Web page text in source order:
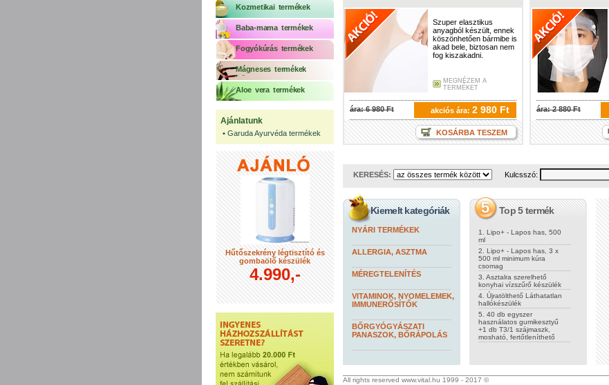
Kozmetikai termékek
Baba-mama termékek
Fogyókúrás termékek
Mágneses termékek
Aloe vera termékek
Ajánlatunk
• Garuda Ayurvéda termékek
Hűtőszekrény légtisztító és
gombaölő készülék
4.990,-
Szuper elasztikus
anyagból készült, ennek
köszönhetően bármibe is
akad bele, biztosan nem
fog kiszakadni.
MEGNÉZEM A
TERMÉKET
ára: 6 980 Ft akciós ára: 2 980 Ft
KOSÁRBA TESZEM
ára: 2 880 Ft
KERESÉS: Kulcsszó:
Kiemelt kategóriák
NYÁRI TERMÉKEK
ALLERGIA, ASZTMA
MÉREGTELENÍTÉS
VITAMINOK, NYOMELEMEK,
IMMUNERŐSÍTŐK
BŐRGYÓGYÁSZATI
PANASZOK, BŐRÁPOLÁS
Top 5 termék
1. Lipo+ - Lapos has, 500
ml
2. Lipo+ - Lapos has, 3 x
500 ml minimum kúra
csomag
3. Asztalra szerelhető
konyhai vízszűrő készülék
4. Újratölthető Láthatatlan
hallókészülék
5. 40 db egyszer
használatos gumikesztyű
+1 db T3/1 szájmaszk,
mosható, fertőtleníthető
All rights reserved www.vital.hu 1999 - 2017 ©